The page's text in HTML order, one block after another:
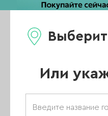
Или
Каталог
Главная/
Каталог/